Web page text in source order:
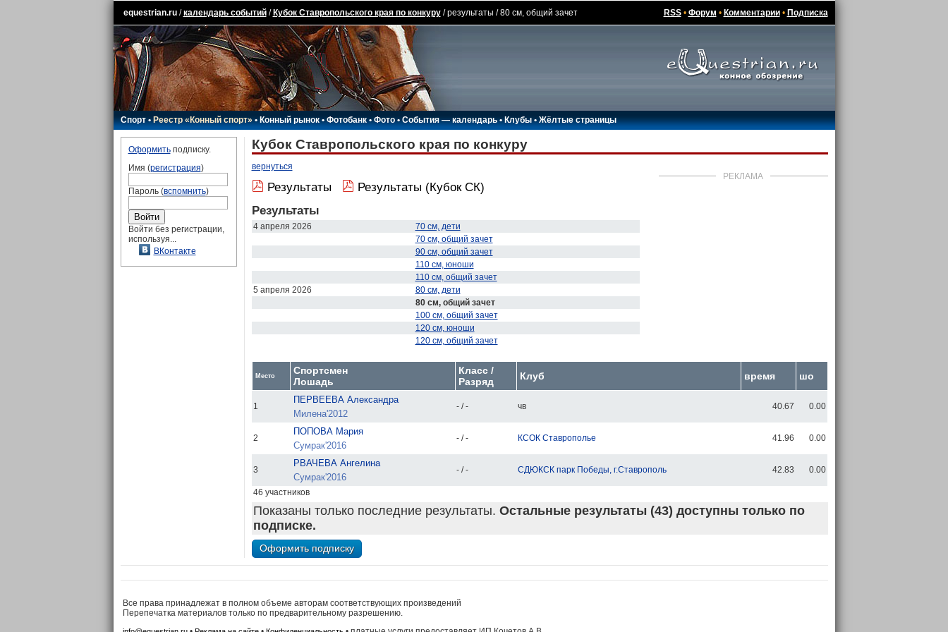
equestrian.ru/календарь событий/ Кубок Ставропольского края по конкуру/ результаты / 80 см, общий зачет RSS• Форум • Комментарии• Подписка
Спорт•Реестр «Конный спорт»•Конный рынок•Фотобанк •Фото•События — календарь•Клубы •Жёлтые страницы
Оформитьподписку.
Имя (регистрация)
Пароль (вспомнить)
Войти без регистрации,
используя...
ВКонтакте
Кубок Ставропольского края по конкуру
вернуться
РЕКЛАМА
Результаты Результаты (Кубок СК)
Результаты
4 апреля 2026
70 см, дети
70 см, общий зачет
90 см, общий зачет
110 см, юноши
110 см, общий зачет
5 апреля 2026
80 см, дети
80 см, общий зачет
100 см, общий зачет
120 см, юноши
120 см, общий зачет
Место
Спортсмен
Лошадь
Класс /
Разряд
Клуб время шо
1
ПЕРВЕЕВА Александра
Милена'2012
- / - чв 40.67 0.00
2
ПОПОВА Мария
Сумрак'2016
- / - КСОК Ставрополье 41.96 0.00
3
РВАЧЕВА Ангелина
Сумрак'2016
- / - СДЮКСК парк Победы, г.Ставрополь 42.83 0.00
46 участников
Показаны только последние результаты. Остальные результаты (43) доступны только по
подписке.
Все права принадлежат в полном объеме авторам соответствующих произведений
Перепечатка материалов только по предварительному разрешению.